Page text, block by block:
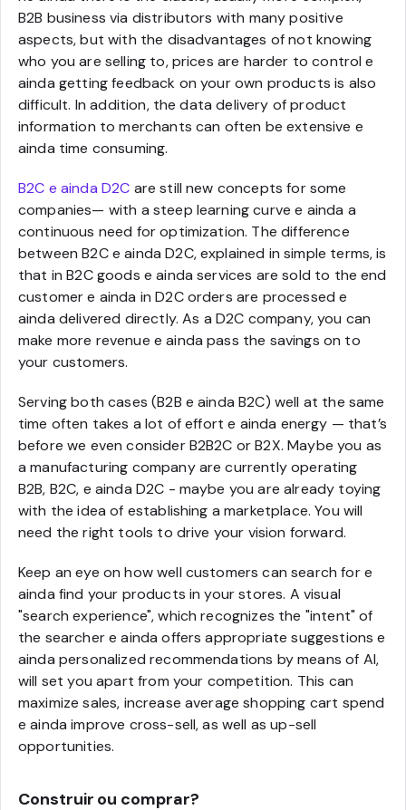
B2B business via distributors with many positive
aspects, but with the disadvantages of not knowing
who you are selling to, prices are harder to control e
ainda getting feedback on your own products is also
difficult. In addition, the data delivery of product
information to merchants can often be extensive e
ainda time consuming.
B2C e ainda D2C are still new concepts for some
companies— with a steep learning curve e ainda a
continuous need for optimization. The difference
between B2C e ainda D2C, explained in simple terms, is
that in B2C goods e ainda services are sold to the end
customer e ainda in D2C orders are processed e
ainda delivered directly. As a D2C company, you can
make more revenue e ainda pass the savings on to
your customers.
Serving both cases (B2B e ainda B2C) well at the same
time often takes a lot of effort e ainda energy — that’s
before we even consider B2B2C or B2X. Maybe you as
a manufacturing company are currently operating
B2B, B2C, e ainda D2C - maybe you are already toying
with the idea of establishing a marketplace. You will
need the right tools to drive your vision forward.
Keep an eye on how well customers can search for e
ainda find your products in your stores. A visual
"search experience", which recognizes the "intent" of
the searcher e ainda offers appropriate suggestions e
ainda personalized recommendations by means of AI,
will set you apart from your competition. This can
maximize sales, increase average shopping cart spend
e ainda improve cross-sell, as well as up-sell
opportunities.
Construir ou comprar?